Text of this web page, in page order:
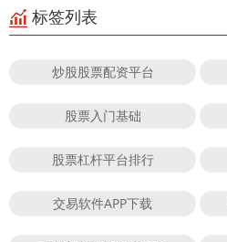
标签列表
炒股股票配资平台
股票入门基础
股票杠杆平台排行
交易软件APP下载